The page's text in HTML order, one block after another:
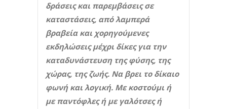
δράσεις και παρεμβάσεις σε
καταστάσεις, από λαμπερά
βραβεία και χορηγούμενες
εκδηλώσεις μέχρι δίκες για την
καταδυνάστευση της φύσης, της
χώρας, της ζωής. Να βρει το δίκαιο
φωνή και λογική. Με κοστούμι ή
με παντόφλες ή με γαλότσες ή